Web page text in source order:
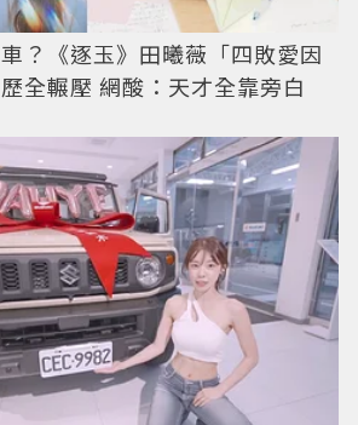
？《逐玉》田曦薇「四敗愛因
全輾壓 網酸：天才全靠旁白